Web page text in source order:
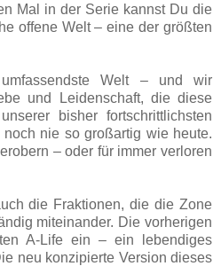
Mal in der Serie kannst Du die
offene Welt – eine der größten
Welt – und wir
und Leidenschaft, die diese
bisher fortschrittlichsten
nie so großartig wie heute.
– oder für immer verloren
die Fraktionen, die die Zone
miteinander. Die vorherigen
A-Life ein – ein lebendiges
neu konzipierte Version dieses